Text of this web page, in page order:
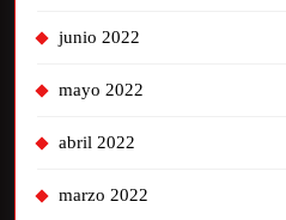
junio 2022
mayo 2022
abril 2022
marzo 2022